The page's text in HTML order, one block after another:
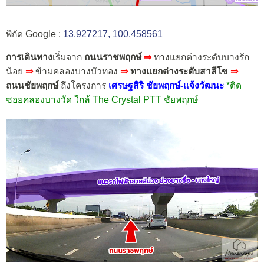
พิกัด Google : 13.927217, 100.458561
การเดินทางเริ่มจาก ถนนราชพฤกษ์ ⇒ทางแยกต่างระดับบางรัก
น้อย ⇒ข้ามคลองบางบัวทอง ⇒ทางแยกต่างระดับสาลีโข ⇒
ถนนชัยพฤกษ์ถึงโครงการ เศรษฐสิริ ชัยพฤกษ์-แจ้งวัฒนะ *ติด
ซอยคลองบางวัด ใกล้ The Crystal PTT ชัยพฤกษ์